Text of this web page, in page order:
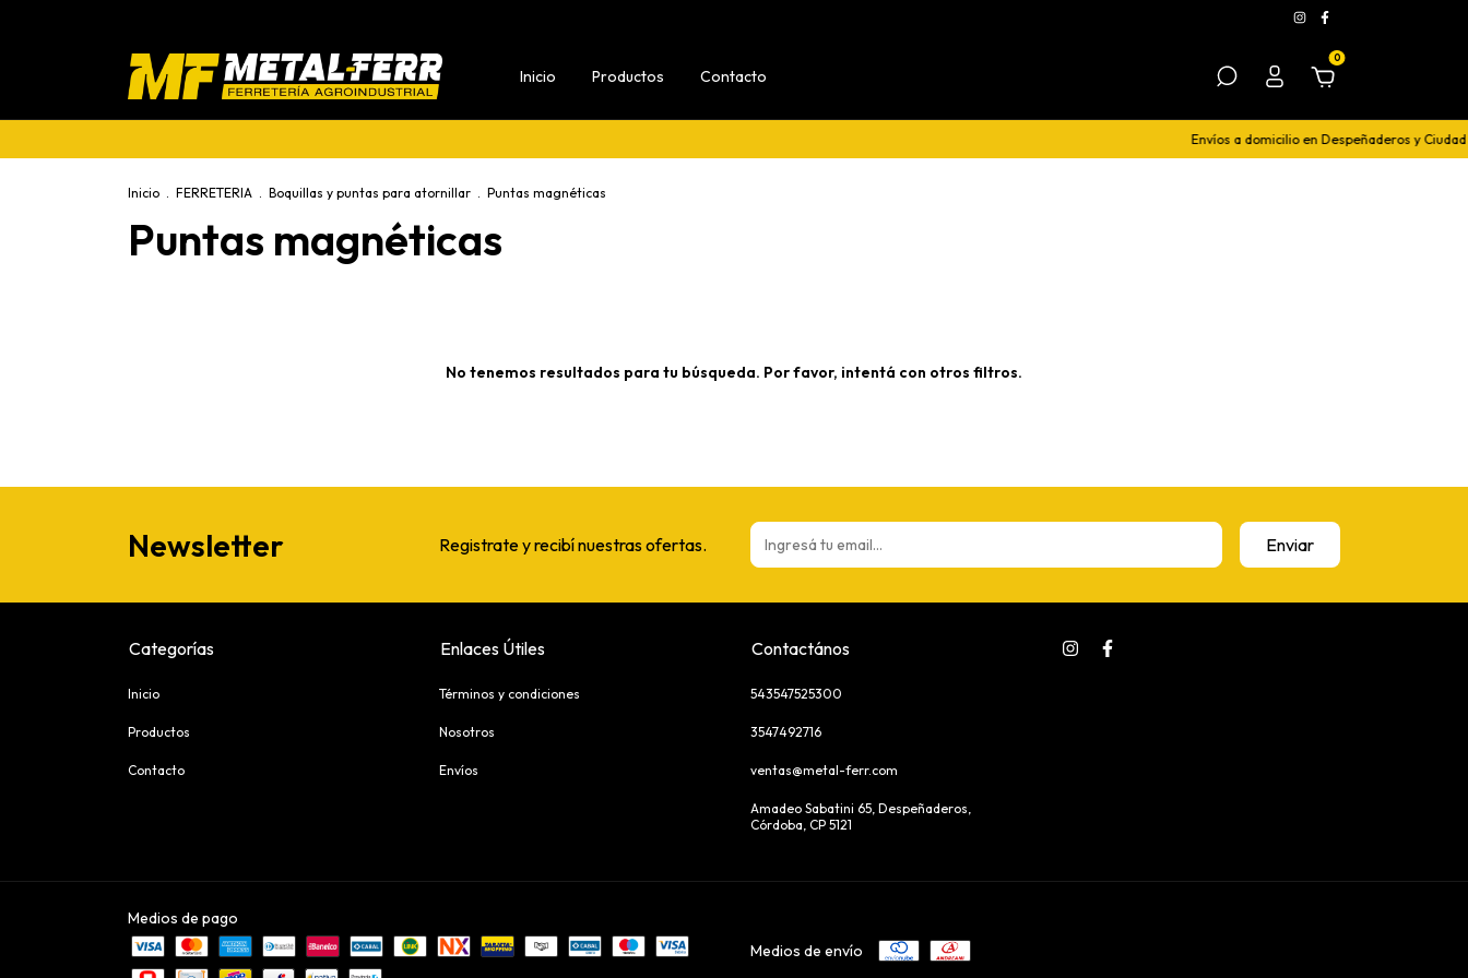
Inicio Productos Contacto
0
Envíos a domicilio en Despeñaderos y Ciudad
Inicio . FERRETERIA . Boquillas y puntas para atornillar . Puntas magnéticas
Puntas magnéticas
No tenemos resultados para tu búsqueda. Por favor, intentá con otros filtros.
Newsletter Registrate y recibí nuestras ofertas.
Categorías
Inicio
Productos
Contacto
Enlaces Útiles
Términos y condiciones
Nosotros
Envíos
Contactános
543547525300
3547492716
ventas@metal-ferr.com
Amadeo Sabatini 65, Despeñaderos,
Córdoba, CP 5121
Medios de pago
Medios de envío